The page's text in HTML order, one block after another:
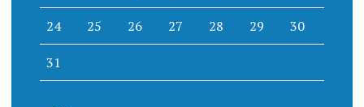
24 25 26 27 28 29 30
31